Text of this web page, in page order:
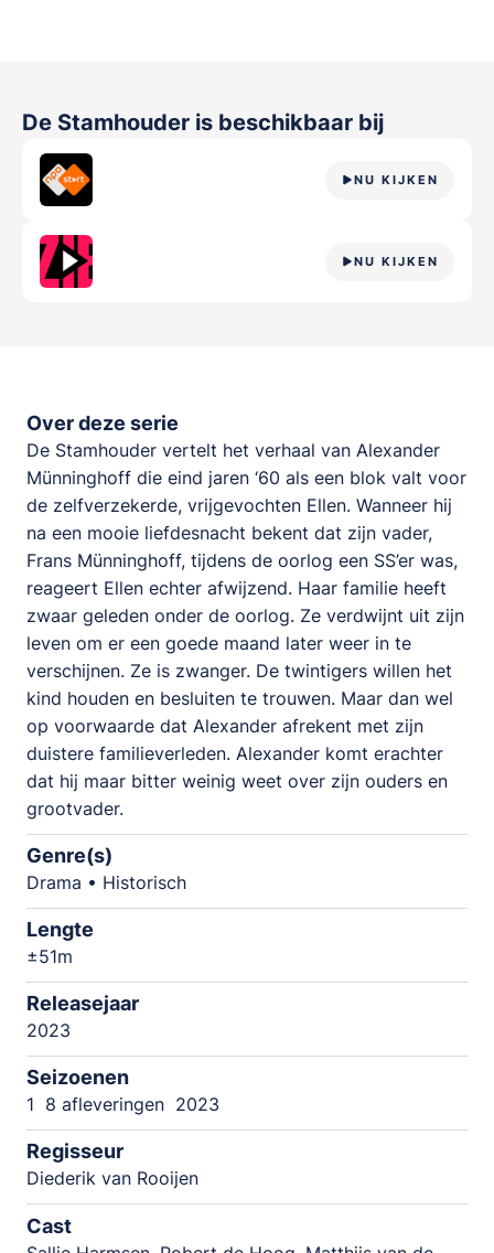
De Stamhouder is beschikbaar bij
NU KIJKEN
NU KIJKEN
Over deze serie
De Stamhouder vertelt het verhaal van Alexander
Münninghoff die eind jaren ‘60 als een blok valt voor
de zelfverzekerde, vrijgevochten Ellen. Wanneer hij
na een mooie liefdesnacht bekent dat zijn vader,
Frans Münninghoff, tijdens de oorlog een SS’er was,
reageert Ellen echter afwijzend. Haar familie heeft
zwaar geleden onder de oorlog. Ze verdwijnt uit zijn
leven om er een goede maand later weer in te
verschijnen. Ze is zwanger. De twintigers willen het
kind houden en besluiten te trouwen. Maar dan wel
op voorwaarde dat Alexander afrekent met zijn
duistere familieverleden. Alexander komt erachter
dat hij maar bitter weinig weet over zijn ouders en
grootvader.
Genre(s)
Drama • Historisch
Lengte
±51m
Releasejaar
2023
Seizoenen
1 8 afleveringen 2023
Regisseur
Diederik van Rooijen
Cast